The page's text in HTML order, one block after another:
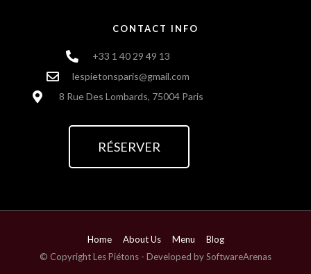
CONTACT INFO
+33 1 40 29 49 13
lespietonsparis@gmail.com
8 Rue Des Lombards, 75004 Paris
RÉSERVER
© Copyright Les Piétons - Developed by SoftwareArenas
Home About Us Menu Blog